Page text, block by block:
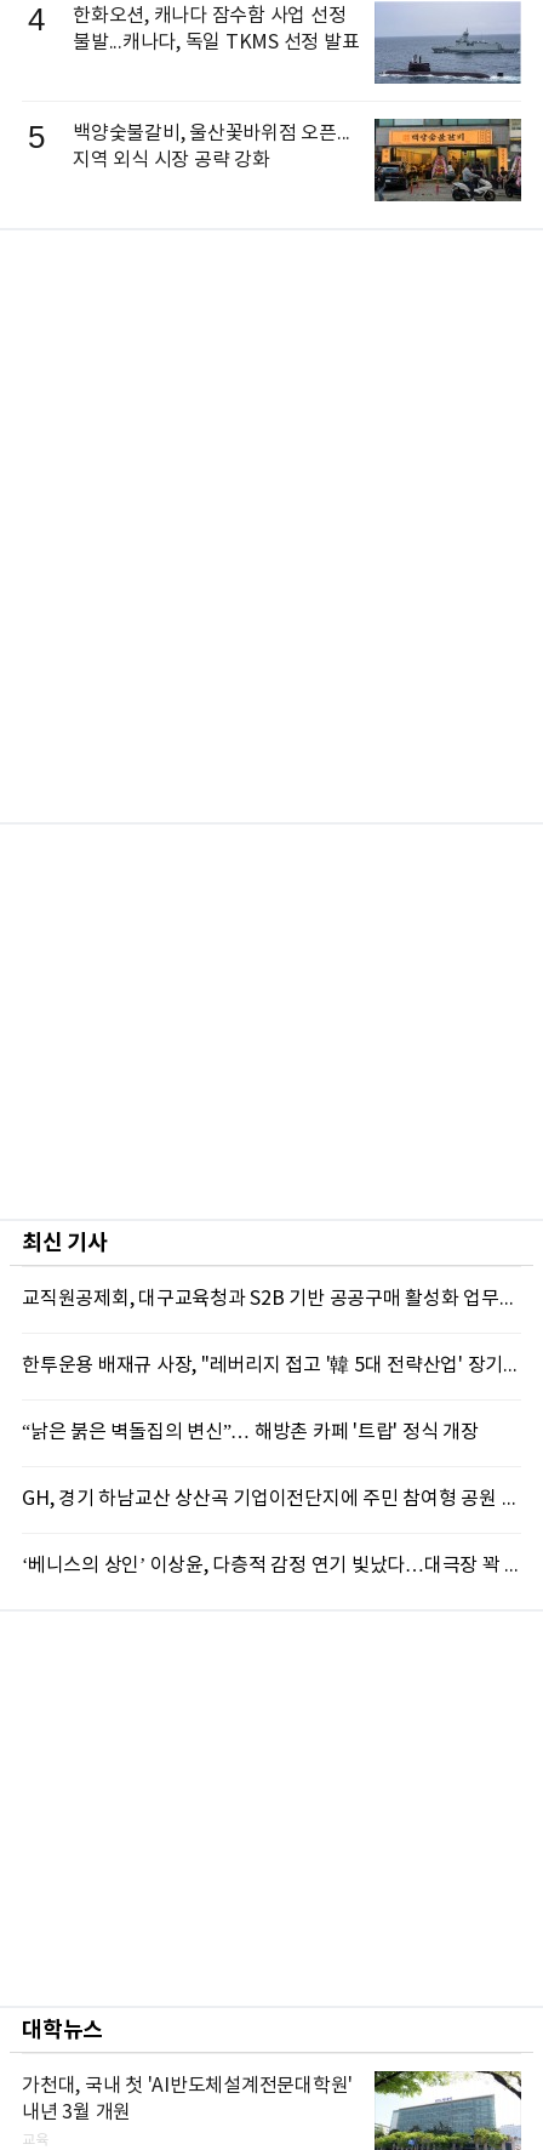
4
한화오션, 캐나다 잠수함 사업 선정
불발...캐나다, 독일 TKMS 선정 발표
5
백양숯불갈비, 울산꽃바위점 오픈...
지역 외식 시장 공략 강화
최신 기사
교직원공제회, 대구교육청과 S2B 기반 공공구매 활성화 업무협약
한투운용 배재규 사장, "레버리지 접고 '韓 5대 전략산업' 장기투자 해야"
“낡은 붉은 벽돌집의 변신”… 해방촌 카페 '트랍' 정식 개장
GH, 경기 하남교산 상산곡 기업이전단지에 주민 참여형 공원 조성
‘베니스의 상인’ 이상윤, 다층적 감정 연기 빛났다…대극장 꽉 채운 원캐스트 열연
대학뉴스
가천대, 국내 첫 'AI반도체설계전문대학원'
내년 3월 개원
교육